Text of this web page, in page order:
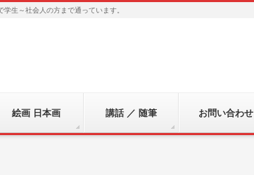
生～社会人の方まで通っています。
絵画 日本画 講話 ／ 随筆 お問い合わせ